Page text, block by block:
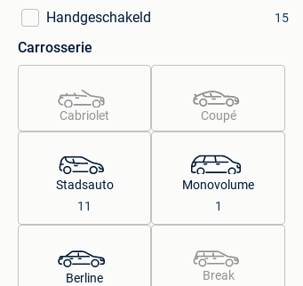
Handgeschakeld 15
Carrosserie
Cabriolet Coupé
Stadsauto
11
Monovolume
1
Berline
Break